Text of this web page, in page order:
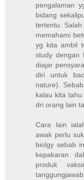
pengalaman
bidang
tertentu.
memahami
yg kita ambil
study dengan
diajar
diri untuk
nature).
kalau kita
dri orang lain
Cara lain
awak perlu
biolgy sebab
kepakaran
produk